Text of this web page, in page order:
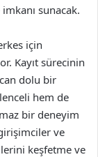
sunacak.
için
Kayıt sürecinin
dolu bir
hem de
bir deneyim
ve
keşfetme ve